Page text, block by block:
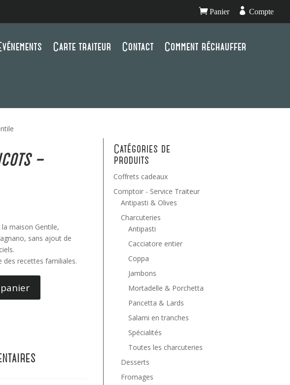
Panier  Compte
Carte traiteur Contact Comment réchauffer
–
maison Gentile,
sans ajout de
des recettes familiales.
Catégories de
produits
Coffrets cadeaux
Comptoir - Service Traiteur
Antipasti & Olives
Charcuteries
Antipasti
Cacciatore entier
Coppa
Jambons
Mortadelle & Porchetta
Pancetta & Lards
Salami en tranches
Spécialités
Toutes les charcuteries
Desserts
Fromages